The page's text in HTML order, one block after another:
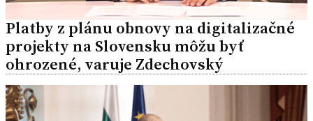
Platby z plánu obnovy na digitalizačné
projekty na Slovensku môžu byť
ohrozené, varuje Zdechovský